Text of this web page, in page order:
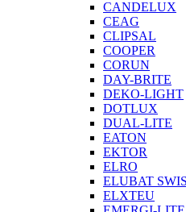
CANDELUX
CEAG
CLIPSAL
COOPER
CORUN
DAY-BRITE
DEKO-LIGHT
DOTLUX
DUAL-LITE
EATON
EKTOR
ELRO
ELUBAT
ELXTEU